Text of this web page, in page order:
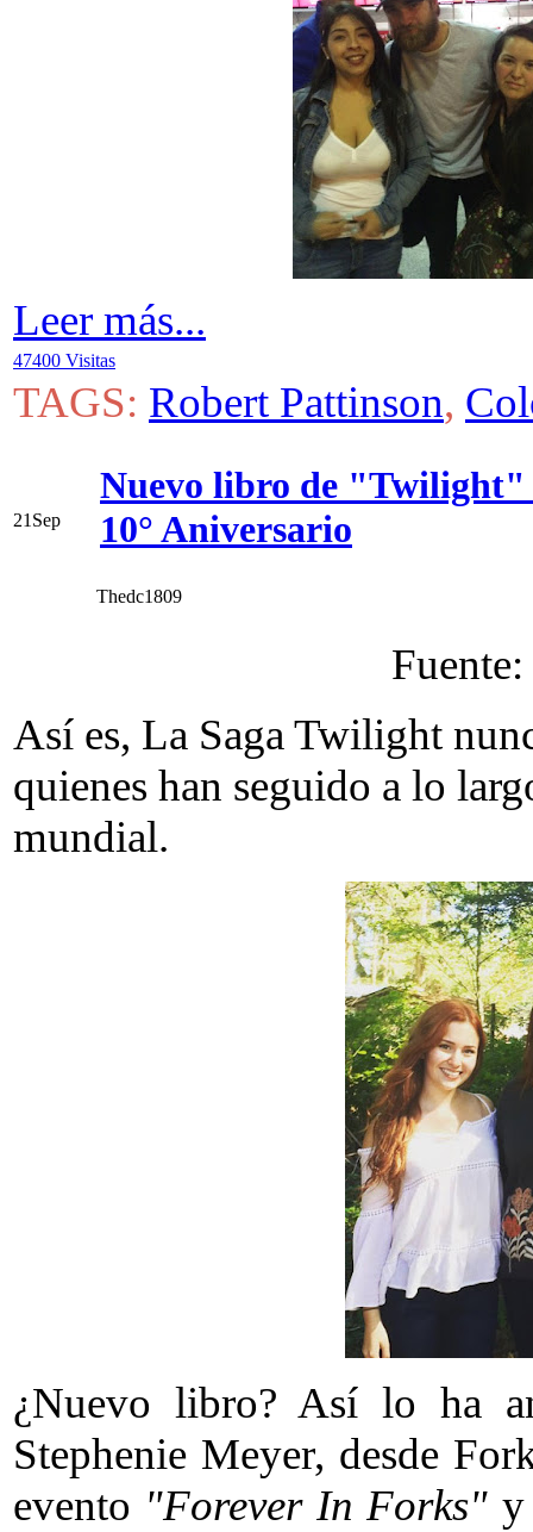
Leer más...
47400 Visitas
TAGS: Robert Pattinson,
21 Sep
Nuevo libro de "Twilight"
10° Aniversario
Thedc1809
Fuente:
Así es, La Saga Twilight
quienes han seguido a lo
mundial.
¿Nuevo libro? Así lo ha
Stephenie Meyer, desde
evento "Forever In Forks" y